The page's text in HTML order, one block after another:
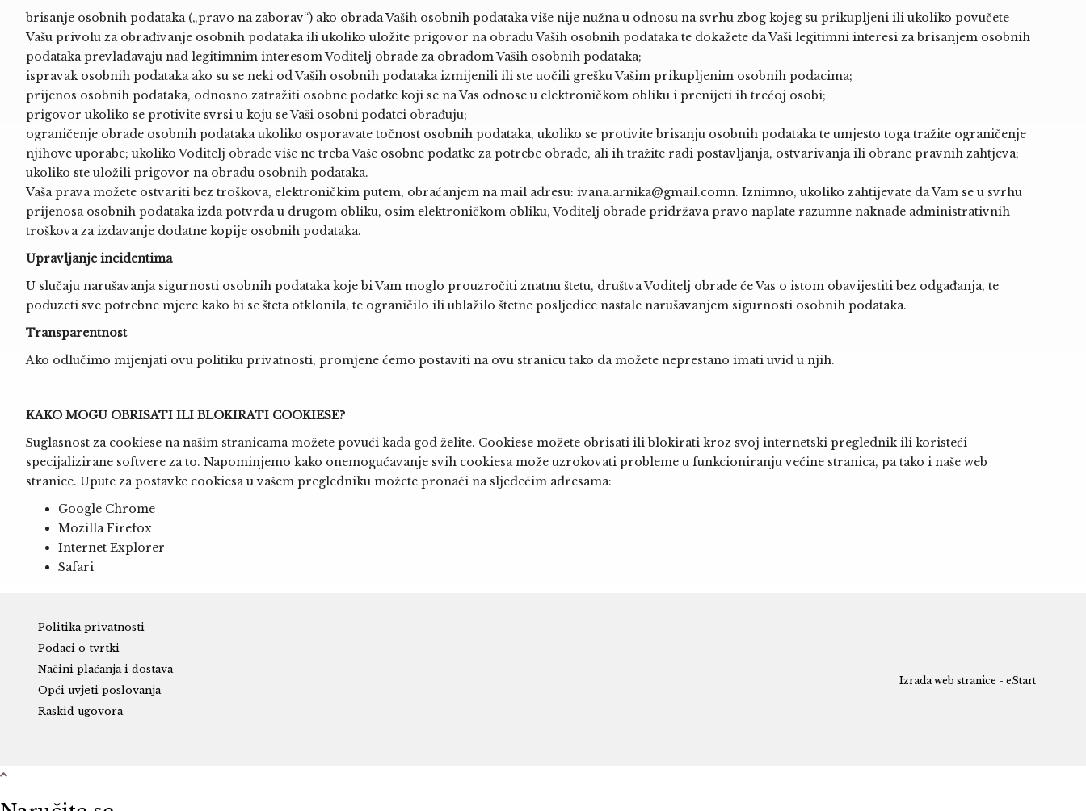
brisanje osobnih podataka („pravo na zaborav“) ako obrada Vaših osobnih podataka više nije nužna u odnosu na svrhu zbog kojeg su prikupljeni ili ukoliko povučete
Vašu privolu za obrađivanje osobnih podataka ili ukoliko uložite prigovor na obradu Vaših osobnih podataka te dokažete da Vaši legitimni interesi za brisanjem osobnih
podataka prevladavaju nad legitimnim interesom Voditelj obrade za obradom Vaših osobnih podataka;
ispravak osobnih podataka ako su se neki od Vaših osobnih podataka izmijenili ili ste uočili grešku Vašim prikupljenim osobnih podacima;
prijenos osobnih podataka, odnosno zatražiti osobne podatke koji se na Vas odnose u elektroničkom obliku i prenijeti ih trećoj osobi;
prigovor ukoliko se protivite svrsi u koju se Vaši osobni podatci obrađuju;
ograničenje obrade osobnih podataka ukoliko osporavate točnost osobnih podataka, ukoliko se protivite brisanju osobnih podataka te umjesto toga tražite ograničenje
njihove uporabe; ukoliko Voditelj obrade više ne treba Vaše osobne podatke za potrebe obrade, ali ih tražite radi postavljanja, ostvarivanja ili obrane pravnih zahtjeva;
ukoliko ste uložili prigovor na obradu osobnih podataka.
Vaša prava možete ostvariti bez troškova, elektroničkim putem, obraćanjem na mail adresu: ivana.arnika@gmail.comn. Iznimno, ukoliko zahtijevate da Vam se u svrhu
prijenosa osobnih podataka izda potvrda u drugom obliku, osim elektroničkom obliku, Voditelj obrade pridržava pravo naplate razumne naknade administrativnih
troškova za izdavanje dodatne kopije osobnih podataka.
Upravljanje incidentima
U slučaju narušavanja sigurnosti osobnih podataka koje bi Vam moglo prouzročiti znatnu štetu, društva Voditelj obrade će Vas o istom obavijestiti bez odgađanja, te
poduzeti sve potrebne mjere kako bi se šteta otklonila, te ograničilo ili ublažilo štetne posljedice nastale narušavanjem sigurnosti osobnih podataka.
Transparentnost
Ako odlučimo mijenjati ovu politiku privatnosti, promjene ćemo postaviti na ovu stranicu tako da možete neprestano imati uvid u njih.
KAKO MOGU OBRISATI ILI BLOKIRATI COOKIESE?
Suglasnost za cookiese na našim stranicama možete povući kada god želite. Cookiese možete obrisati ili blokirati kroz svoj internetski preglednik ili koristeći
specijalizirane softvere za to. Napominjemo kako onemogućavanje svih cookiesa može uzrokovati probleme u funkcioniranju većine stranica, pa tako i naše web
stranice. Upute za postavke cookiesa u vašem pregledniku možete pronaći na sljedećim adresama:
Google Chrome
Mozilla Firefox
Internet Explorer
Safari
Politika privatnosti
Podaci o tvrtki
Načini plaćanja i dostava
Opći uvjeti poslovanja
Raskid ugovora
Izrada web stranice - eStart